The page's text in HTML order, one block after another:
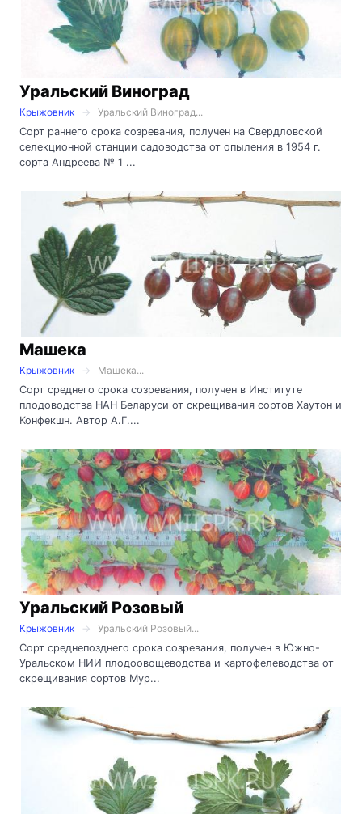
Уральский Виноград
Крыжовник
Уральский Виноград...
Сорт раннего срока созревания, получен на Свердловской
селекционной станции садоводства от опыления в 1954 г.
сорта Андреева № 1 ...
Машека
Крыжовник
Машека...
Сорт среднего срока созревания, получен в Институте
плодоводства НАН Беларуси от скрещивания сортов Хаутон и
Конфекшн. Автор А.Г....
Уральский Розовый
Крыжовник
Уральский Розовый...
Сорт среднепозднего срока созревания, получен в Южно-
Уральском НИИ плодоовощеводства и картофелеводства от
скрещивания сортов Мур...